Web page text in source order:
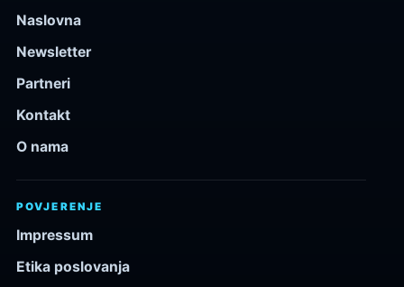
Naslovna
Newsletter
Partneri
Kontakt
O nama
POVJERENJE
Impressum
Etika poslovanja